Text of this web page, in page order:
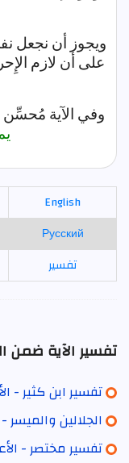
ويجوز أن نجعل
على أن لازم
وفي الآية مُحسِّن
English
Русский
تفسير
تفسير الآية ضمن
تفسير ابن كثير -
الجلالين والميسر -
تفسير مختصر -